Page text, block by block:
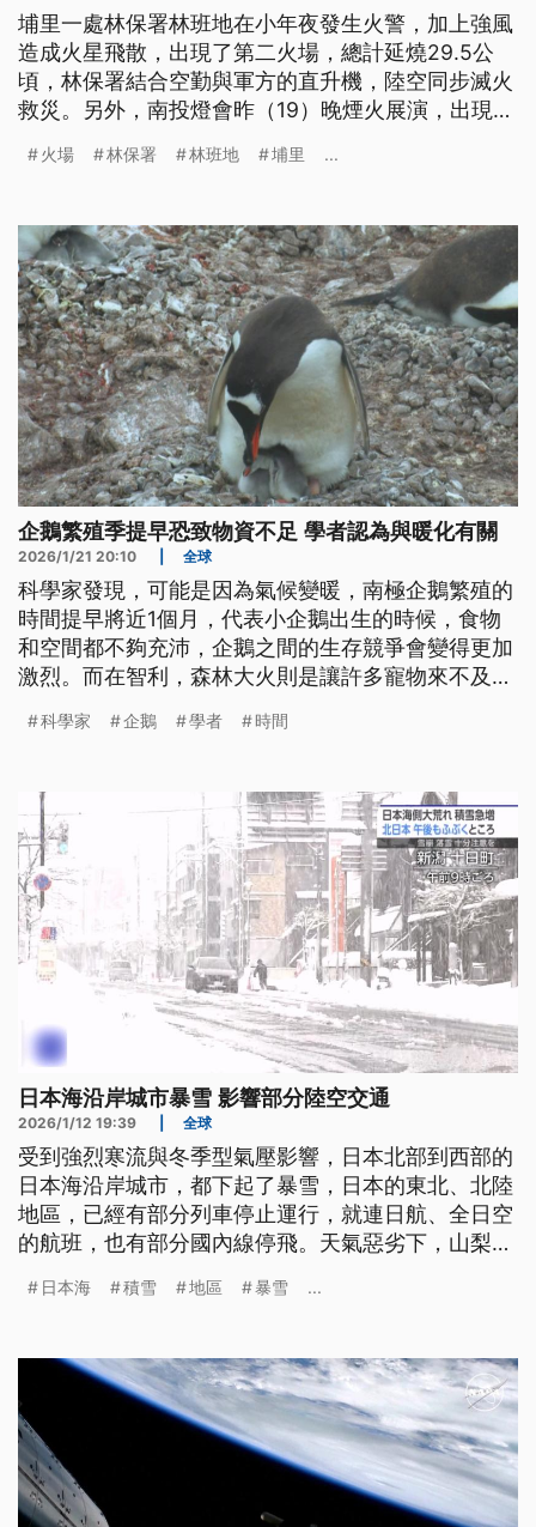
埔里一處林保署林班地在小年夜發生火警，加上強風
造成火星飛散，出現了第二火場，總計延燒29.5公
頃，林保署結合空勤與軍方的直升機，陸空同步滅火
救災。另外，南投燈會昨（19）晚煙火展演，出現落
快就被撲滅。
火場 林保署 林班地 埔里 ...
企鵝繁殖季提早恐致物資不足 學者認為與暖化有關
2026/1/21 20:10 全球
科學家發現，可能是因為氣候變暖，南極企鵝繁殖的
時間提早將近1個月，代表小企鵝出生的時候，食物
和空間都不夠充沛，企鵝之間的生存競爭會變得更加
激烈。而在智利，森林大火則是讓許多寵物來不及和
燒傷的毛小孩。
科學家 企鵝 學者 時間
日本海沿岸城市暴雪 影響部分陸空交通
2026/1/12 19:39 全球
受到強烈寒流與冬季型氣壓影響，日本北部到西部的
日本海沿岸城市，都下起了暴雪，日本的東北、北陸
地區，已經有部分列車停止運行，就連日航、全日空
的航班，也有部分國內線停飛。天氣惡劣下，山梨縣
燒第5日，還無法撲滅。
日本海 積雪 地區 暴雪 ...